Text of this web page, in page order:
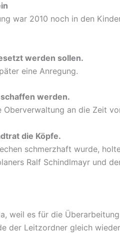
war 2010 noch in den
werden sollen.
eine Anregung.
werden.
an die Zeit
die Köpfe.
schmerzhaft wurde,
Ralf Schindlmayr und
weil es für die
der Leitzordner gleich